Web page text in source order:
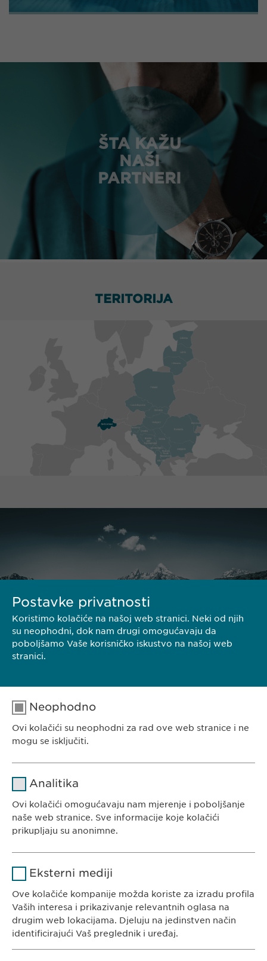
ŠTA KAŽU
NAŠI
PARTNERI
TERITORIJA
EWOPHARMA BOSNA I HERCEGOVINA
Bosna i Hercegovina
Tel. +387 33 592 140
E-Mail:info@ewopharma.ba
Postavke privatnosti
Koristimo kolačiće na našoj web stranici. Neki od njih
su neophodni, dok nam drugi omogućavaju da
poboljšamo Vaše korisničko iskustvo na našoj web
stranici.
Neophodno
Ovi kolačići su neophodni za rad ove web stranice i ne
mogu se isključiti.
sgalinski
Trajanje
Svrha
saglasnosti kolačića.
Analitika
Ovi kolačići omogućavaju nam mjerenje i poboljšanje
naše web stranice. Sve informacije koje kolačići
prikupljaju su anonimne.
Google
Trajanje 1 day
Eksterni mediji
Ove kolačiće kompanije možda koriste za izradu profila
Vaših interesa i prikazivanje relevantnih oglasa na
drugim web lokacijama. Djeluju na jedinstven način
identificirajući Vaš preglednik i uređaj.